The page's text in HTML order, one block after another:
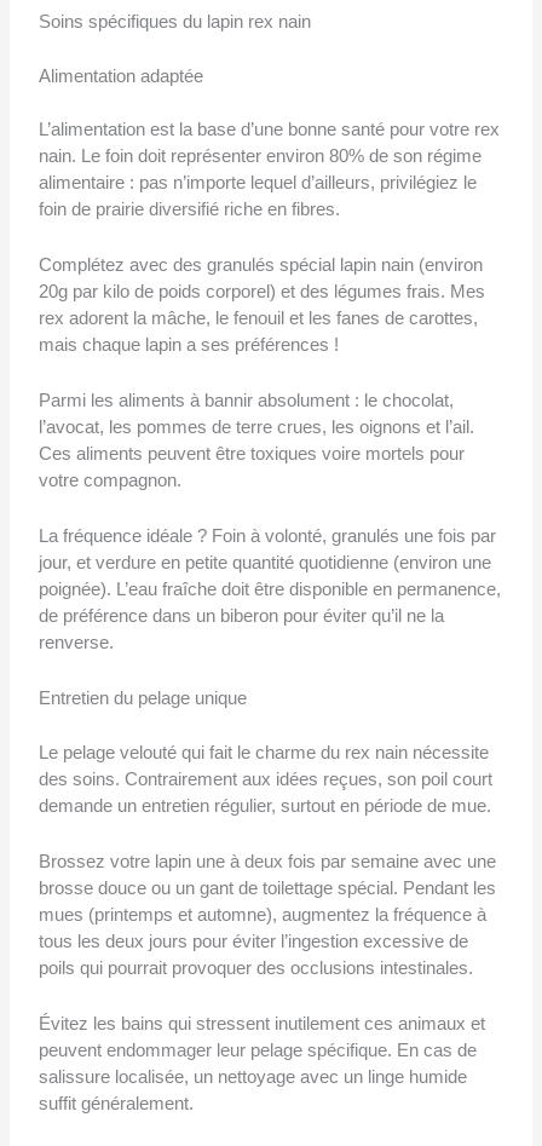
Soins spécifiques du lapin rex nain
Alimentation adaptée
L’alimentation est la base d’une bonne santé pour votre rex
nain. Le foin doit représenter environ 80% de son régime
alimentaire : pas n’importe lequel d’ailleurs, privilégiez le
foin de prairie diversifié riche en fibres.
Complétez avec des granulés spécial lapin nain (environ
20g par kilo de poids corporel) et des légumes frais. Mes
rex adorent la mâche, le fenouil et les fanes de carottes,
mais chaque lapin a ses préférences !
Parmi les aliments à bannir absolument : le chocolat,
l’avocat, les pommes de terre crues, les oignons et l’ail.
Ces aliments peuvent être toxiques voire mortels pour
votre compagnon.
La fréquence idéale ? Foin à volonté, granulés une fois par
jour, et verdure en petite quantité quotidienne (environ une
poignée). L’eau fraîche doit être disponible en permanence,
de préférence dans un biberon pour éviter qu’il ne la
renverse.
Entretien du pelage unique
Le pelage velouté qui fait le charme du rex nain nécessite
des soins. Contrairement aux idées reçues, son poil court
demande un entretien régulier, surtout en période de mue.
Brossez votre lapin une à deux fois par semaine avec une
brosse douce ou un gant de toilettage spécial. Pendant les
mues (printemps et automne), augmentez la fréquence à
tous les deux jours pour éviter l’ingestion excessive de
poils qui pourrait provoquer des occlusions intestinales.
Évitez les bains qui stressent inutilement ces animaux et
peuvent endommager leur pelage spécifique. En cas de
salissure localisée, un nettoyage avec un linge humide
suffit généralement.